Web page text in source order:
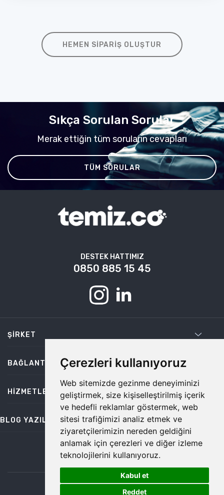
Çerezleri kullanıyoruz
Web sitemizde gezinme deneyiminizi
geliştirmek, size kişiselleştirilmiş içerik
ve hedefli reklamlar göstermek, web
sitesi trafiğimizi analiz etmek ve
ziyaretçilerimizin nereden geldiğini
anlamak için çerezleri ve diğer izleme
teknolojilerini kullanıyoruz.
Kabul et
Reddet
HEMEN SIPARIŞ OLUŞTUR
Sıkça Sorulan Sorular
Merak ettiğin tüm soruların cevapları
TÜM SORULAR
DESTEK HATTIMIZ
0850 885 15 45
ŞIRKET
BAĞLANTILAR
HIZMETLER
BLOG YAZILARI
bilgi@temiz.co
©2026 Temiz, Her Hakkı Saklıdır.